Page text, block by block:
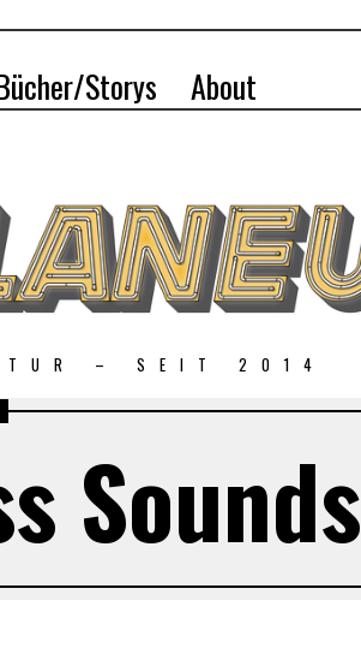
Storys About
– SEIT 2014
Sounds